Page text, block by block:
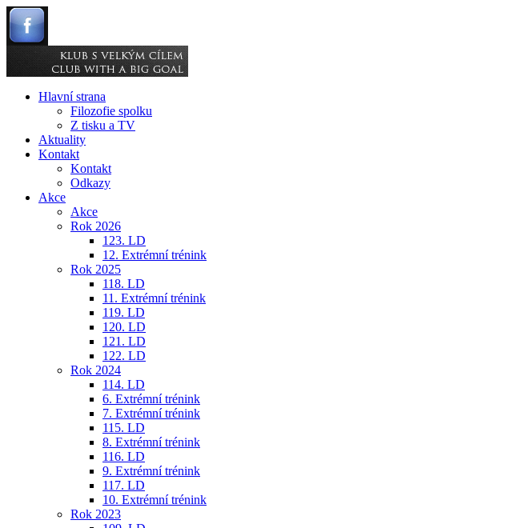
Hlavní strana
Filozofie spolku
Z tisku a TV
Aktuality
Kontakt
Kontakt
Odkazy
Akce
Akce
Rok 2026
123. LD
12. Extrémní trénink
Rok 2025
118. LD
11. Extrémní trénink
119. LD
120. LD
121. LD
122. LD
Rok 2024
114. LD
6. Extrémní trénink
7. Extrémní trénink
115. LD
8. Extrémní trénink
116. LD
9. Extrémní trénink
117. LD
10. Extrémní trénink
Rok 2023